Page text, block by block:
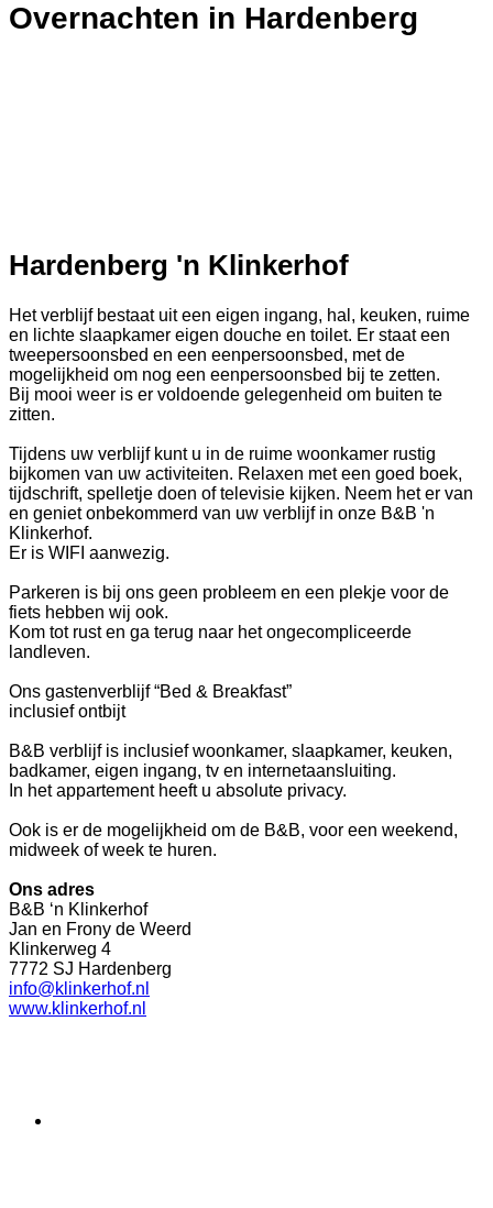
Overnachten in Hardenberg
Hardenberg 'n Klinkerhof
Het verblijf bestaat uit een eigen ingang, hal, keuken, ruime
en lichte slaapkamer eigen douche en toilet. Er staat een
tweepersoonsbed en een eenpersoonsbed, met de
mogelijkheid om nog een eenpersoonsbed bij te zetten.
Bij mooi weer is er voldoende gelegenheid om buiten te
zitten.
Tijdens uw verblijf kunt u in de ruime woonkamer rustig
bijkomen van uw activiteiten. Relaxen met een goed boek,
tijdschrift, spelletje doen of televisie kijken. Neem het er van
en geniet onbekommerd van uw verblijf in onze B&B 'n
Klinkerhof.
Er is WIFI aanwezig.
Parkeren is bij ons geen probleem en een plekje voor de
fiets hebben wij ook.
Kom tot rust en ga terug naar het ongecompliceerde
landleven.
Ons gastenverblijf “Bed & Breakfast”
inclusief ontbijt
B&B verblijf is inclusief woonkamer, slaapkamer, keuken,
badkamer, eigen ingang, tv en internetaansluiting.
In het appartement heeft u absolute privacy.
Ook is er de mogelijkheid om de B&B, voor een weekend,
midweek of week te huren.
Ons adres
B&B ‘n Klinkerhof
Jan en Frony de Weerd
Klinkerweg 4
7772 SJ Hardenberg
info@klinkerhof.nl
www.klinkerhof.n